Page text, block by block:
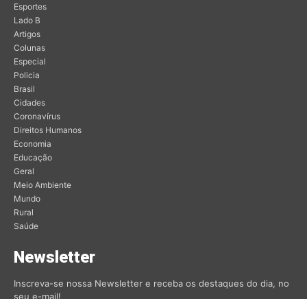
Esportes
Lado B
Artigos
Colunas
Especial
Policia
Brasil
Cidades
Coronavírus
Direitos Humanos
Economia
Educação
Geral
Meio Ambiente
Mundo
Rural
Saúde
Newsletter
Inscreva-se nossa Newsletter e receba os destaques do dia, no
seu e-mail!